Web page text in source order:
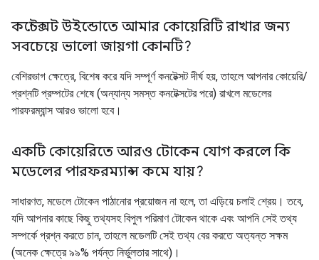
কন্টেক্সট উইন্ডোতে আমার কোয়েরিটি রাখার জন্য
সবচেয়ে ভালো জায়গা কোনটি?
বেশিরভাগ ক্ষেত্রে, বিশেষ করে যদি সম্পূর্ণ কনটেক্সট দীর্ঘ হয়, তাহলে আপনার কোয়েরি/
প্রশ্নটি প্রম্পটের শেষে (অন্যান্য সমস্ত কনটেক্সটের পরে) রাখলে মডেলের
পারফরম্যান্স আরও ভালো হবে।
একটি কোয়েরিতে আরও টোকেন যোগ করলে কি
মডেলের পারফরম্যান্স কমে যায়?
সাধারণত, মডেলে টোকেন পাঠানোর প্রয়োজন না হলে, তা এড়িয়ে চলাই শ্রেয়। তবে,
যদি আপনার কাছে কিছু তথ্যসহ বিপুল পরিমাণ টোকেন থাকে এবং আপনি সেই তথ্য
সম্পর্কে প্রশ্ন করতে চান, তাহলে মডেলটি সেই তথ্য বের করতে অত্যন্ত সক্ষম
(অনেক ক্ষেত্রে ৯৯% পর্যন্ত নির্ভুলতার সাথে)।